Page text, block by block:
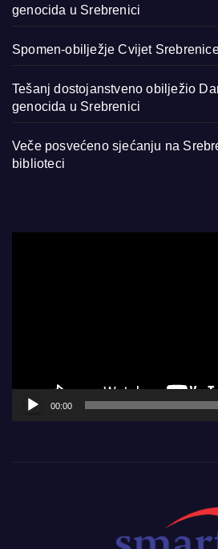
genocida u Srebrenici
Spomen-obilježje Cvijet
Tešanj dostojanstveno obilježio
genocida u Srebrenici
Veče posvećeno sjećanju na
biblioteci
00:00